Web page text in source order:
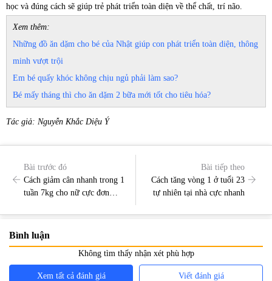
học và đúng cách sẽ giúp trẻ phát triển toàn diện về thể chất, trí não.
Xem thêm:
Những đồ ăn dặm cho bé của Nhật giúp con phát triển toàn diện, thông
minh vượt trội
Em bé quấy khóc không chịu ngủ phải làm sao?
Bé mấy tháng thì cho ăn dặm 2 bữa mới tốt cho tiêu hóa?
Tác giả: Nguyễn Khắc Diệu Ý
Bài trước đó
Cách giảm cân nhanh trong 1
tuần 7kg cho nữ cực đơn
Bài tiếp theo
Cách tăng vòng 1 ở tuổi 23
tự nhiên tại nhà cực nhanh
Bình luận
Không tìm thấy nhận xét phù hợp
Xem tất cả đánh giá Viết đánh giá